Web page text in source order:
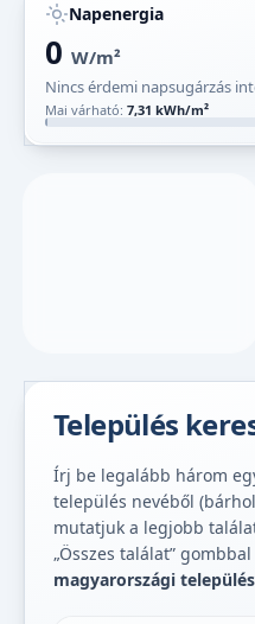
Napenergia
0 W/m²
Nincs érdemi napsugárzás
Mai várható: 7,31 kWh/m²
Település
Írj be legalább három
település nevéből
mutatjuk a legjobb
„Összes találat”
magyarországi